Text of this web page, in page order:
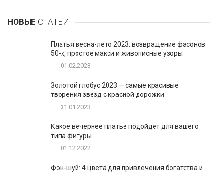
НОВЫЕ СТАТЬИ
Платья весна-лето 2023: возвращение фасонов
50-х, простое макси и живописные узоры
01.02.2023
Золотой глобус 2023 — самые красивые
творения звезд с красной дорожки
31.01.2023
Какое вечернее платье подойдет для вашего
типа фигуры
01.12.2022
Фэн-шуй: 4 цвета для привлечения богатства и